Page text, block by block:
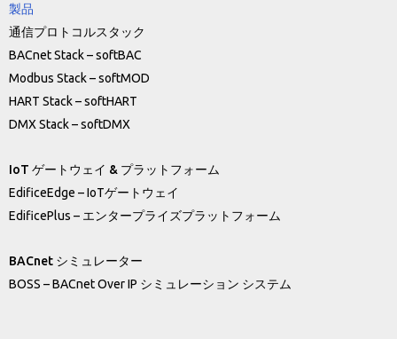
製品
通信プロトコルスタック
BACnet Stack – softBAC
Modbus Stack – softMOD
HART Stack – softHART
DMX Stack – softDMX
IoT ゲートウェイ & プラットフォーム
EdificeEdge – IoTゲートウェイ
EdificePlus – エンタープライズプラットフォーム
BACnet シミュレーター
BOSS – BACnet Over IP シミュレーション システム